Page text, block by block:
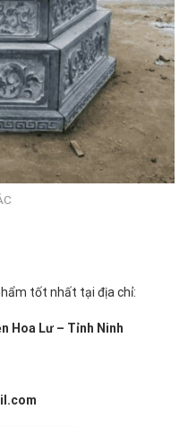
tốt nhất tại địa chỉ:
Hoa Lư – Tỉnh Ninh